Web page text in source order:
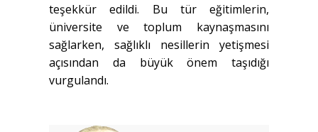
teşekkür edildi. Bu tür eğitimlerin,
üniversite ve toplum kaynaşmasını
sağlarken, sağlıklı nesillerin yetişmesi
açısından da büyük önem taşıdığı
vurgulandı.